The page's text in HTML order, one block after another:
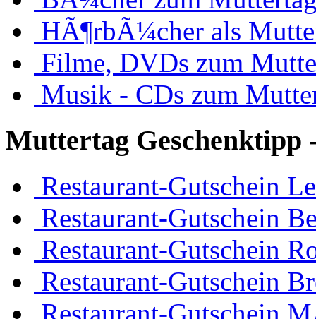
HÃ¶rbÃ¼cher als
Filme, DVDs zum
Musik - CDs zum
Muttertag Geschenktipp
Restaurant-Gutschein
Restaurant-Gutschein
Restaurant-Gutschein
Restaurant-Gutschein
Restaurant-Gutschein